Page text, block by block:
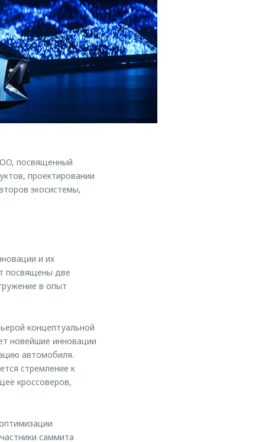
посвященный
проектировании
экосистемы,
и их
посвящены две
в опыт
концептуальной
новейшие инновации
автомобиля.
стремление к
кроссоверов,
саммита